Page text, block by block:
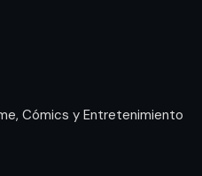
Cómics y Entretenimiento